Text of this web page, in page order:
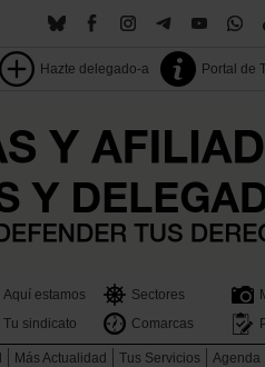
Hazte delegado-a Portal de
Aquí estamos Sectores
Tu sindicato Comarcas
Más Actualidad Tus Servicios Agenda